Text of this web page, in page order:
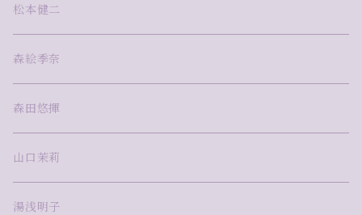
松本健二
森絵季奈
森田悠揮
山口茉莉
湯浅明子